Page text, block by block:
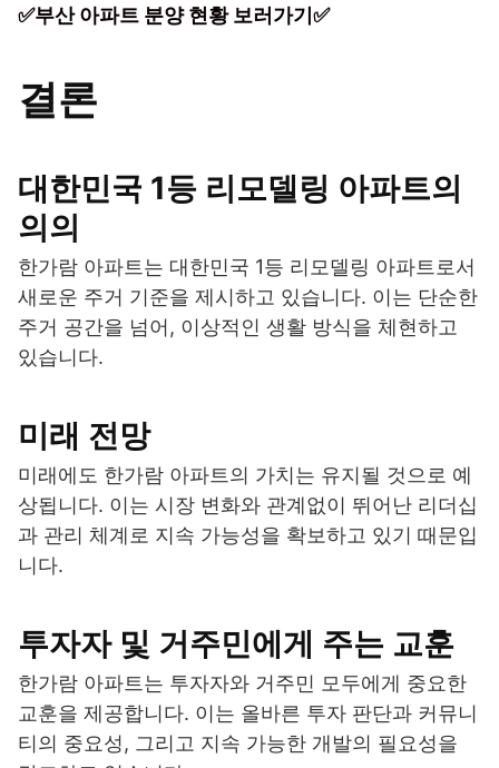
✅부산 아파트 분양 현황 보러가기✅
결론
대한민국 1등 리모델링 아파트의
의의
한가람 아파트는 대한민국 1등 리모델링 아파트로서
새로운 주거 기준을 제시하고 있습니다. 이는 단순한
주거 공간을 넘어, 이상적인 생활 방식을 체현하고
있습니다.
미래 전망
미래에도 한가람 아파트의 가치는 유지될 것으로 예
상됩니다. 이는 시장 변화와 관계없이 뛰어난 리더십
과 관리 체계로 지속 가능성을 확보하고 있기 때문입
니다.
투자자 및 거주민에게 주는 교훈
한가람 아파트는 투자자와 거주민 모두에게 중요한
교훈을 제공합니다. 이는 올바른 투자 판단과 커뮤니
티의 중요성, 그리고 지속 가능한 개발의 필요성을